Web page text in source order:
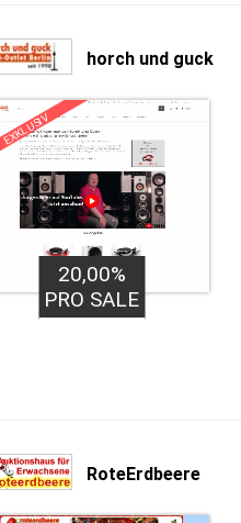
horch und guck
EXKLUSIV
20,00%
PRO SALE
RoteErdbeere